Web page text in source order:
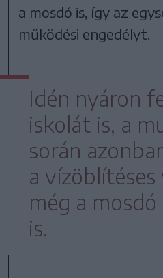
a mosdó is, így az
működési engedélyt.
Idén nyáron
iskolát is, a
során
a vízöblítéses
még a
is.